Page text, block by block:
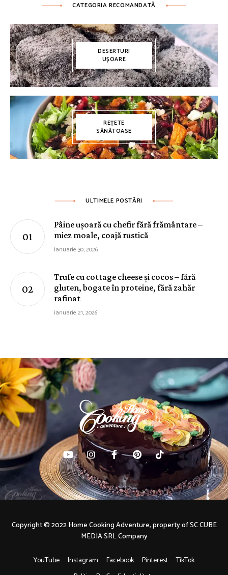
CATEGORIA RECOMANDATĂ
DESERTURI
UȘOARE
REȚETE
SĂNĂTOASE
ULTIMELE POSTĂRI
Pâine ușoară cu chefir fără frământare –
miez moale, coajă rustică
ianuarie 30, 2026
Trufe cu cottage cheese și cocos – fără
gluten, bogate în proteine, fără zahăr
rafinat
ianuarie 21, 2026
YouTube Instagram Facebook Pinterest
TikTok
Copyright © 2022 Home Cooking Adventure, property of SC CUBE
MEDIA SRL Company